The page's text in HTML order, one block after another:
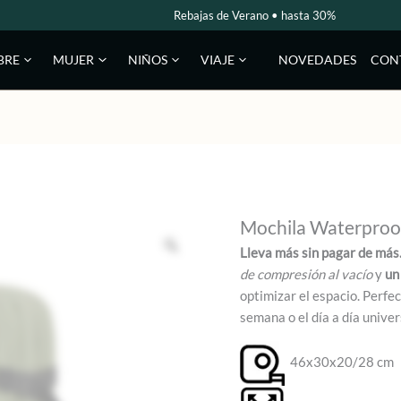
Rebajas de Verano • hasta 30%
MUJER NIÑOS VIAJE NOVEDADES
Mochila
Lleva más sin pagar de más.
de compresión al vacíoy
optimizar el espacio.
semana o el día a día
46x30x20/28 cm